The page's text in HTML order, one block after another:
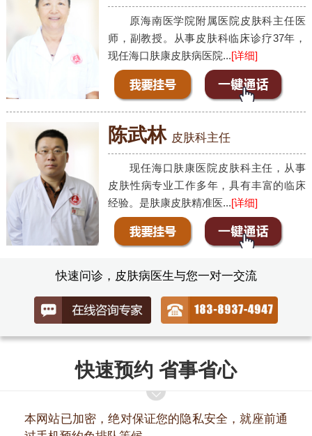
原海南医学院附属医院皮肤科主任医
师，副教授。从事皮肤科临床诊疗37年，
现任海口肤康皮肤病医院...[详细]
陈武林 皮肤科主任
现任海口肤康医院皮肤科主任，从事
皮肤性病专业工作多年，具有丰富的临床
经验。是肤康皮肤精准医...[详细]
快速问诊，皮肤病医生与您一对一交流
快速预约 省事省心
本网站已加密，绝对保证您的隐私安全，就座前通